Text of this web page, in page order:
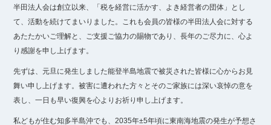
半田法人会は創立以来、「税を経営に活かす、よき経営者の団体」とし
て、活動を続けてまいりました。これも会員の皆様の半田法人会に対する
あたたかいご理解と、ご支援ご協力の賜物であり、長年のご尽力に、心よ
り感謝を申し上げます。
先ずは、元旦に発生しました能登半島地震で被災された皆様に心からお見
舞い申し上げます。被害に遭われた方々とそのご家族には深い哀悼の意を
表し、一日も早い復興を心よりお祈り申し上げます。
私どもが住む知多半島沖でも、2035年±5年頃に東南海地震の発生が予想さ